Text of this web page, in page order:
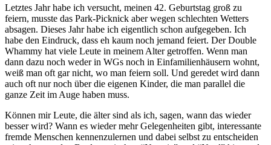
Letztes Jahr habe ich versucht, meinen 42. Geburtstag groß zu
feiern, musste das Park-Picknick aber wegen schlechten Wetters
absagen. Dieses Jahr habe ich eigentlich schon aufgegeben. Ich
habe den Eindruck, dass eh kaum noch jemand feiert. Der Double
Whammy hat viele Leute in meinem Alter getroffen. Wenn man
dann dazu noch weder in WGs noch in Einfamilienhäusern wohnt,
weiß man oft gar nicht, wo man feiern soll. Und geredet wird dann
auch oft nur noch über die eigenen Kinder, die man parallel die
ganze Zeit im Auge haben muss.
Können mir Leute, die älter sind als ich, sagen, wann das wieder
besser wird? Wann es wieder mehr Gelegenheiten gibt, interessante
fremde Menschen kennenzulernen und dabei selbst zu entscheiden